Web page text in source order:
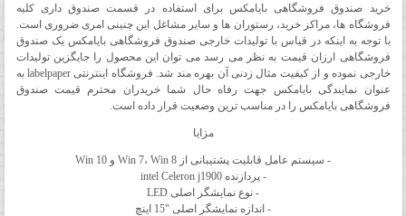
خرید صندوق فروشگاهی بایامکس برای استفاده در قسمت صندوق داری کلیه
فروشگاه ها، مراکز خرید، رستوران ها و سایر مشاغل این چنینی امری ضروری است.
با توجه به اینکه در قیاس با تولیدات خارجی صندوق فروشگاهی بایامکس یک صندوق
فروشگاهی ارزان قیمت به نظر می رسد می توان این محصول را جایگزین تولیدات
خارجی نموده و از کیفیت مثال زدنی آن بهره مند شد. فروشگاه اینترنتی labelpaper به
عنوان نمایندگی بایامکس جهت رفاه حال شما خریدران محترم قیمت صندوق
فروشگاهی بایامکس را در مناسب ترین وضعیت قرار داده است.
مزایا
- سیستم عامل قابلیت پشتیبانی از Win 7، Win 8 و Win 10
- پردازنده intel Celeron j1900
- نوع نمایشگر اصلی LED
- اندازه نمایشگر اصلی "15 اینچ